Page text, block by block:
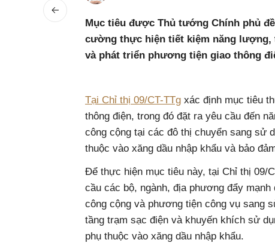
Mục tiêu được Thủ tướng Chính phủ
cường thực hiện tiết kiệm năng lượng,
và phát triển phương tiện giao thông
Tại Chỉ thị 09/CT-TTg xác định mục tiêu
thông điện, trong đó đặt ra yêu cầu đến
công cộng tại các đô thị chuyển sang sử
thuộc vào xăng dầu nhập khẩu và bảo
Để thực hiện mục tiêu này, tại Chỉ thị 09/
cầu các bộ, ngành, địa phương đẩy
công cộng và phương tiện công vụ sang
tầng trạm sạc điện và khuyến khích sử
phụ thuộc vào xăng dầu nhập khẩu.